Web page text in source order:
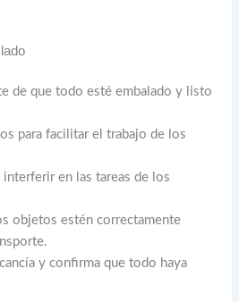
de que todo esté embalado y listo
para facilitar el trabajo de los
en las tareas de los
objetos estén correctamente
y confirma que todo haya